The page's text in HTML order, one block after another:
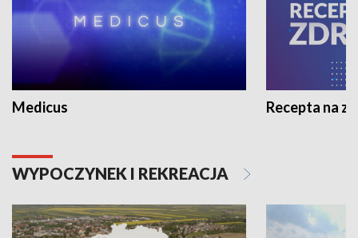
Medicus Recepta na
WYPOCZYNEK I REKREACJA